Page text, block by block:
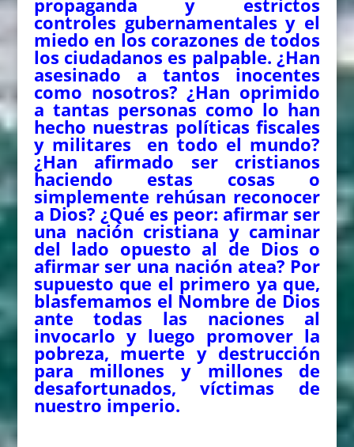
propaganda y estrictos
controles gubernamentales y el
miedo en los corazones de todos
los ciudadanos es palpable. ¿Han
asesinado a tantos inocentes
como nosotros? ¿Han oprimido
a tantas personas como lo han
hecho nuestras políticas fiscales
y militares en todo el mundo?
¿Han afirmado ser cristianos
haciendo estas cosas o
simplemente rehúsan reconocer
a Dios? ¿Qué es peor: afirmar ser
una nación cristiana y caminar
del lado opuesto al de Dios o
afirmar ser una nación atea? Por
supuesto que el primero ya que,
blasfemamos el Nombre de Dios
ante todas las naciones al
invocarlo y luego promover la
pobreza, muerte y destrucción
para millones y millones de
desafortunados, víctimas de
nuestro imperio.